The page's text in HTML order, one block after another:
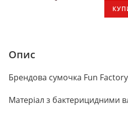
Опис
Брендова сумочка Fun
Матеріал з бактерицидними